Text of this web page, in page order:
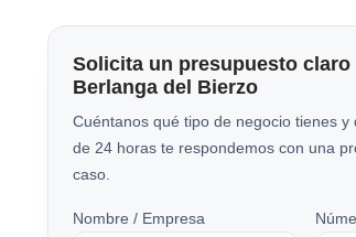
Solicita un presupuesto claro
Berlanga del Bierzo
Cuéntanos qué tipo de negocio tienes y
de 24 horas te respondemos con una
caso.
Nombre / Empresa